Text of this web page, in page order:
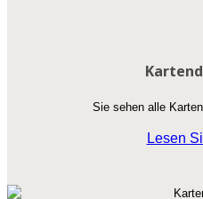
Sie sehen alle
Lesen